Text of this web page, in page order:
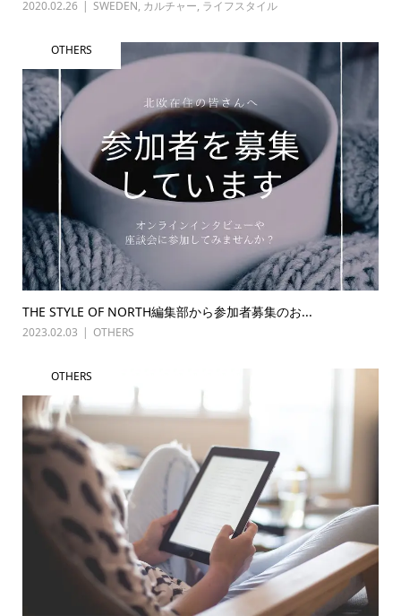
2020.02.26 SWEDEN, カルチャー, ライフスタイル
OTHERS
THE STYLE OF NORTH編集部から参加者募集のお...
2023.02.03 OTHERS
OTHERS